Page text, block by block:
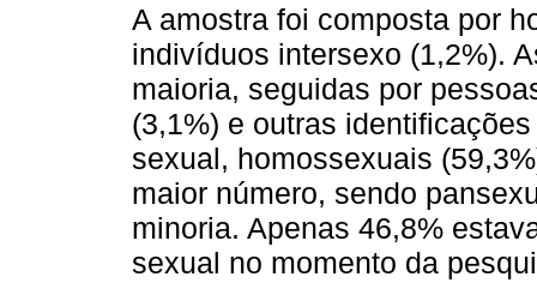
A amostra foi composta por
indivíduos intersexo (1,2%).
maioria, seguidas por
(3,1%) e outras
sexual, homossexuais
maior número, sendo
minoria. Apenas 46,8%
sexual no momento da